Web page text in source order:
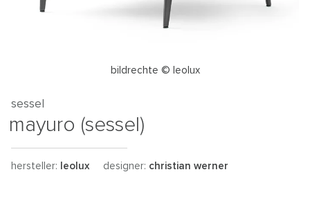
bildrechte © leolux
sessel
mayuro (sessel)
hersteller: leolux designer: christian werner